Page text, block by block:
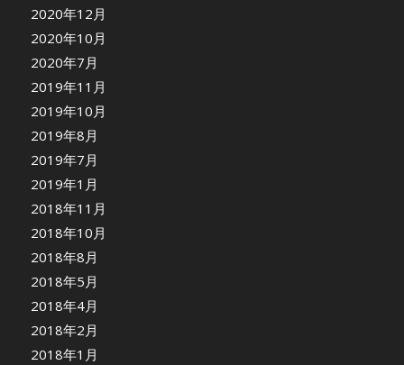
2020年12月
2020年10月
2020年7月
2019年11月
2019年10月
2019年8月
2019年7月
2019年1月
2018年11月
2018年10月
2018年8月
2018年5月
2018年4月
2018年2月
2018年1月